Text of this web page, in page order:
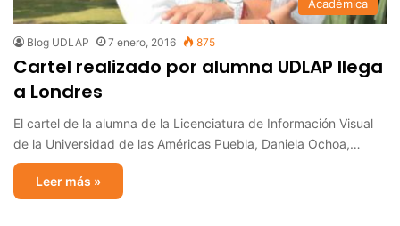
Académica
Blog UDLAP 7 enero, 2016 875
Cartel realizado por alumna UDLAP llega
a Londres
El cartel de la alumna de la Licenciatura de Información Visual
de la Universidad de las Américas Puebla, Daniela Ochoa,…
Leer más »